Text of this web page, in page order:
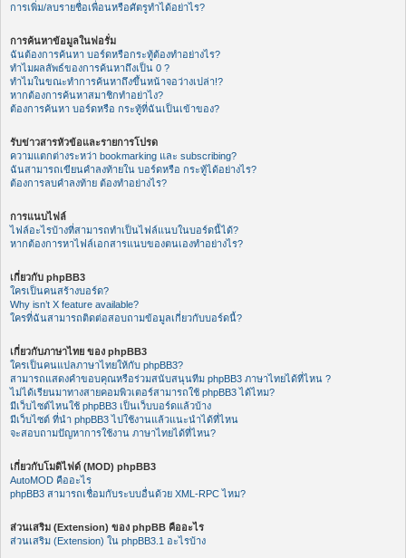
การเพิ่ม/ลบรายชื่อเพื่อนหรือศัตรูทำได้อย่าไร?
การค้นหาข้อมูลในฟอรั่ม
ฉันต้องการค้นหา บอร์ดหรือกระทู้ต้องทำอย่างไร?
ทำไมผลลัพธ์ของการค้นหาถึงเป็น 0 ?
ทำไมในขณะทำการค้นหาถึงขึ้นหน้าจอว่างเปล่า!?
หากต้องการค้นหาสมาชิกทำอย่าไง?
ต้องการค้นหา บอร์ดหรือ กระทู้ที่ฉันเป็นเข้าของ?
รับข่าวสารหัวข้อและรายการโปรด
ความแตกต่างระหว่า bookmarking และ subscribing?
ฉันสามารถเขียนคำลงท้ายใน บอร์ดหรือ กระทู้ได้อย่างไร?
ต้องการลบคำลงท้าย ต้องทำอย่างไร?
การแนบไฟล์
ไฟล์อะไรบ้างที่สามารถทำเป็นไฟล์แนบในบอร์ดนี้ได้?
หากต้องการหาไฟล์เอกสารแนบของตนเองทำอย่างไร?
เกี่ยวกับ phpBB3
ใครเป็นคนสร้างบอร์ด?
Why isn’t X feature available?
ใครที่ฉันสามารถติดต่อสอบถามข้อมูลเกี่ยวกับบอร์ดนี้?
เกี่ยวกับภาษาไทย ของ phpBB3
ใครเป็นคนแปลภาษาไทยให้กับ phpBB3?
สามารถแสดงคำขอบคุณหรือร่วมสนับสนุนทีม phpBB3 ภาษาไทยได้ที่ไหน ?
ไม่ได้เรียนมาทางสายคอมพิวเตอร์สามารถใช้ phpBB3 ได้ไหม?
มีเว็บไซต์ไหนใช้ phpBB3 เป็นเว็บบอร์ดแล้วบ้าง
มีเว็บไซต์ ที่นำ phpBB3 ไปใช้งานแล้วแนะนำได้ที่ไหน
จะสอบถามปัญหาการใช้งาน ภาษาไทยได้ที่ไหน?
เกี่ยวกับโมดิไฟด์ (MOD) phpBB3
AutoMOD คืออะไร
phpBB3 สามารถเชื่อมกับระบบอื่นด้วย XML-RPC ไหม?
ส่วนเสริม (Extension) ของ phpBB คืออะไร
ส่วนเสริม (Extension) ใน phpBB3.1 อะไรบ้าง